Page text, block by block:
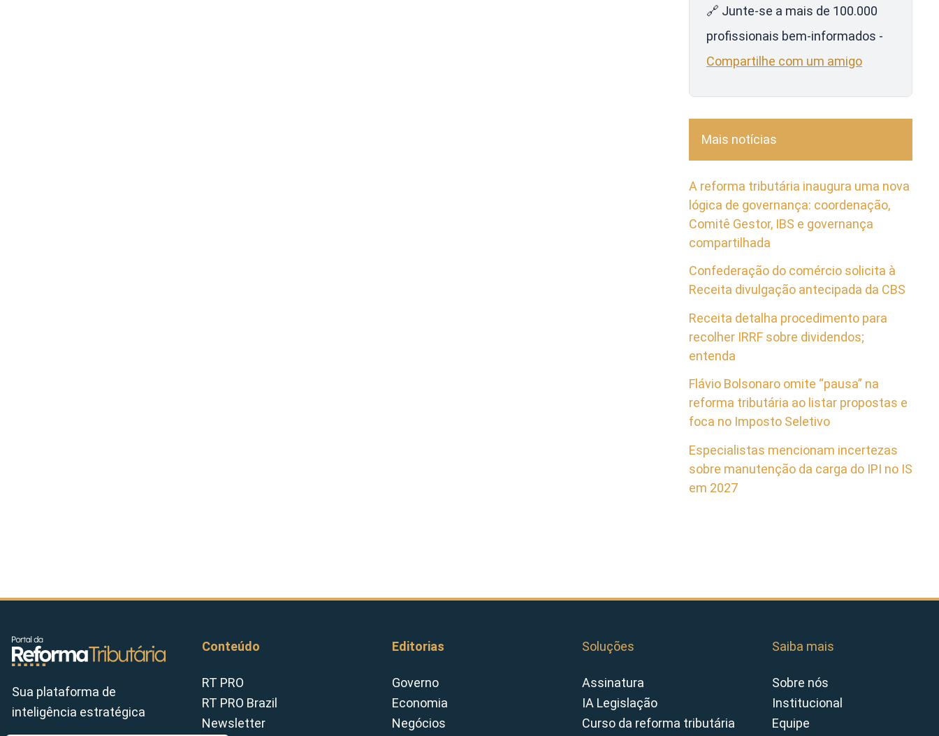
🔗 Junte-se a mais de 100.000
profissionais bem-informados -
Compartilhe com um amigo
Mais notícias
A reforma tributária inaugura uma nova
lógica de governança: coordenação,
Comitê Gestor, IBS e governança
compartilhada
Confederação do comércio solicita à
Receita divulgação antecipada da CBS
Receita detalha procedimento para
recolher IRRF sobre dividendos;
entenda
Flávio Bolsonaro omite “pausa” na
reforma tributária ao listar propostas e
foca no Imposto Seletivo
Especialistas mencionam incertezas
sobre manutenção da carga do IPI no IS
em 2027
Sua plataforma de
inteligência estratégica
Conteúdo
RT PRO
RT PRO Brazil
Newsletter
Editorias
Governo
Economia
Negócios
Soluções
Assinatura
IA Legislação
Curso da reforma tributária
Saiba mais
Sobre nós
Institucional
Equipe